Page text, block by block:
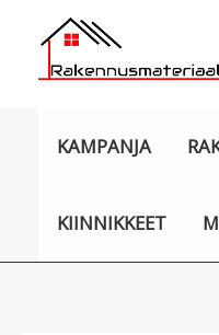
sisältöön
KAMPANJA
KIINNIKKEET